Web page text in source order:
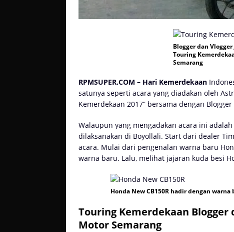
Blogger dan
Touring
Semarang
RPMSUPER.COM – Hari Kemerdekaan
satunya seperti acara yang diadakan oleh
Kemerdekaan 2017” bersama dengan
Walaupun yang mengadakan acara ini adalah
dilaksanakan di Boyollali. Start dari dealer
acara. Mulai dari pengenalan warna baru
warna baru. Lalu, melihat jajaran kuda besi
Honda New CB150R hadir dengan warna
Touring Kemerdekaan Blogger
Motor Semarang